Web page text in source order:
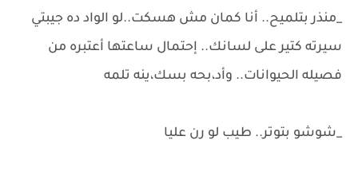
_منذر بتلميح.. أنا كمان مش هسكت..لو الواد ده جيبتي
سيرته كتير على لسانك.. إحتمال ساعتها أعتبره من
فصيله الحيوانات.. وأد،بحه بسك،ينه تلمه
_شوشو بتوتر.. طيب لو رن عليا